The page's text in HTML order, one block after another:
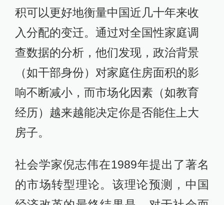
积可以更好地衡量中国近几十年来收
入分配的变迁。通过对全国性家庭调
查数据的分析，他们发现，政治背景
（如干部身份）对家庭住房面积的影
响不断减小，而市场化因素（如教育
经历）越来越能决定你是否能住上大
房子。
社会学家倪志伟在1989年提出了著名
的市场转型理论。该理论预测，中国